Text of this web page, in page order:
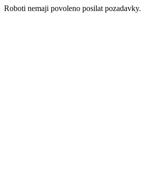
Roboti nemaji povoleno posilat pozadavky.